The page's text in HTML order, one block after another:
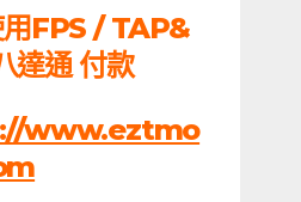
FPS / TAP&
達通 付款
www.eztmo